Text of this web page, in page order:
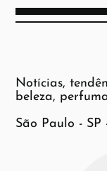
Notícias,
beleza,
São Paulo - SP